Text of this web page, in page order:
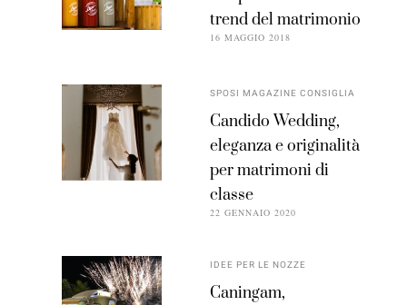
trend del matrimonio
16 MAGGIO 2018
SPOSI MAGAZINE CONSIGLIA
Candido Wedding,
eleganza e originalità
per matrimoni di
classe
22 GENNAIO 2020
IDEE PER LE NOZZE
Caningam,